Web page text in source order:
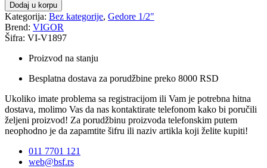
Dodaj u korpu
Kategorija: Bez kategorije, Gedore 1/2"
Brend: VIGOR
Šifra: VI-V1897
Proizvod na stanju
Besplatna dostava za porudžbine preko 8000 RSD
Ukoliko imate problema sa registracijom ili Vam je potrebna hitna
dostava, molimo Vas da nas kontaktirate telefonom kako bi poručili
željeni proizvod! Za porudžbinu proizvoda telefonskim putem
neophodno je da zapamtite šifru ili naziv artikla koji želite kupiti!
011 7701 121
web@bsf.rs